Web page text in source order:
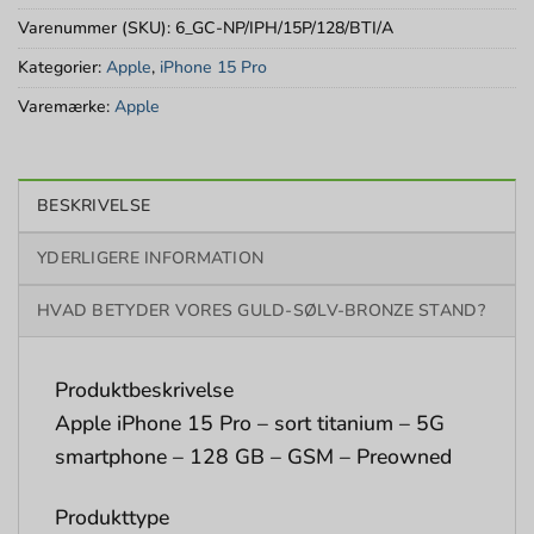
Varenummer (SKU): 6_GC-NP/IPH/15P/128/BTI/A
Kategorier: Apple, iPhone 15 Pro
Varemærke: Apple
BESKRIVELSE
YDERLIGERE INFORMATION
HVAD BETYDER VORES GULD-SØLV-BRONZE STAND?
Produktbeskrivelse
Apple iPhone 15 Pro – sort titanium – 5G
smartphone – 128 GB – GSM – Preowned
Produkttype